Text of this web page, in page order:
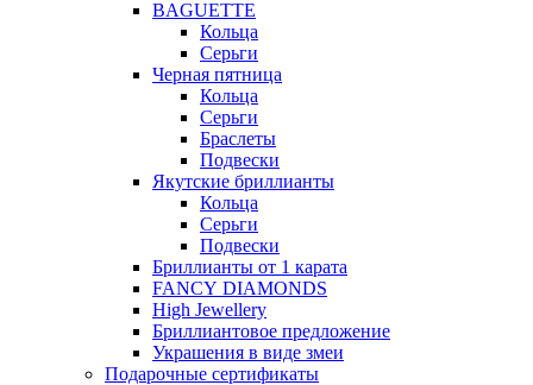
BAGUETTE
Кольца
Серьги
Черная пятница
Кольца
Серьги
Браслеты
Подвески
Якутские бриллианты
Кольца
Серьги
Подвески
Бриллианты от 1 карата
FANCY DIAMONDS
High Jewellery
Бриллиантовое предложение
Украшения в виде змеи
Подарочные сертификаты